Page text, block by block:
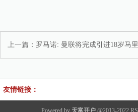
上一篇： 罗马诺: 曼联将完成引进18岁马
友情链接：
Powered by 天富开户 @2013-2022